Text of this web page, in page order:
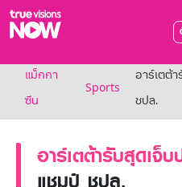
True AF2026
แพ็กเกจ
NOW SPORTS
NOW Muay Thai
แพ็กเกจทรูวิชันส์นา
แม็กกา
ซีน
Sports
อาร์เตต้
ชปล.
อาร์เตต้ารับสุดเจ็